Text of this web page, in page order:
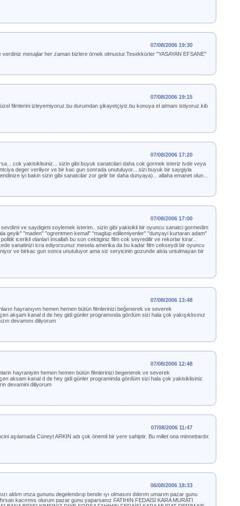
07/08/2006 19:30
mesajlar her zaman bizlere örnek olmustur.Tesekkürler "YASAYAN EFSANE"
07/08/2006 19:15
filmlerini izleyemiyoruz.bu durumdan şikayetçiyiz.bu konuya el atmanı istiyoruz.kib
07/08/2006 17:20
cok yakisiklisiniz... sizin gibi buyuk sanatcilari daha cok gormek isteriz tvde veya
deger veriliyor ve bir kac gun sonrada unutuluyor... sizi buyuk bir saygiyla
iyi bakin sizin gibi sanatcilar zor gelir bir daha dunyaya)... allaha emanet olun...
07/08/2006 17:00
ve saydigimi soylemek isterim.. sizin gibi yakisikli bir oyuncu sanatci gormedim
geyik" "maden" "ogrentmen kemal" "maglup edilemiyenler" "dunyayi kurtaran adam"
icerikli olanlari insallah bu son cektiginiz film cok seyredilir ve rekorlar kirar...
sanatinizi icra ediyorsunuz mesela amerika da bu kadar film cekseydi bir oyuncu
ve birkac gun sonra unutuluyor ama siz seryicinin gozunde alsla untulmayan bir
07/08/2006 13:48
hayranıyım hemen hemen bütün filmlerinizi beğenerek ve severek
akşam kanal d de hey gidi günler programında gördüm sizi hala çok yakışıklısınız
devamını diliyorum
07/08/2006 12:48
hayraniyim hemen hemen bütün filmlerinizi begenerek ve severek
aksam kanal d de hey gidi günler programinda gördüm sizi hala çok yakisiklisiniz
devamini diliyorum
07/08/2006 11:47
aşılamada Cüneyt ARKIN adı çok önemli bir yere sahiptir. Bu millet ona minnettardır.
06/08/2006 18:33
aldım ımza gununu degelendırıp bende ıyı olmasını dılerım umarım pazar gunu
kacırmıs olurum pazar gunu yaparsanız FATIHIN FEDAİSİ KARA MURATI